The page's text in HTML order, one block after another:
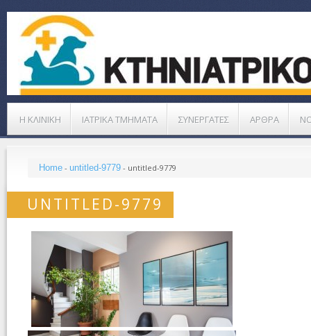
Η ΚΛΙΝΙΚΗ ΙΑΤΡΙΚΑ ΤΜΗΜΑΤΑ ΣΥΝΕΡΓΑΤΕΣ ΑΡΘΡΑ
Home - untitled-9779 - untitled-9779
UNTITLED-9779